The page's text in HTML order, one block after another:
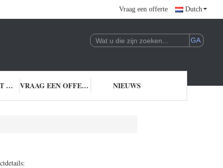
Vraag een offerte Dutch
NEEM CONTACT MET ONS OP VRAAG EEN OFFERTE NIEUWS